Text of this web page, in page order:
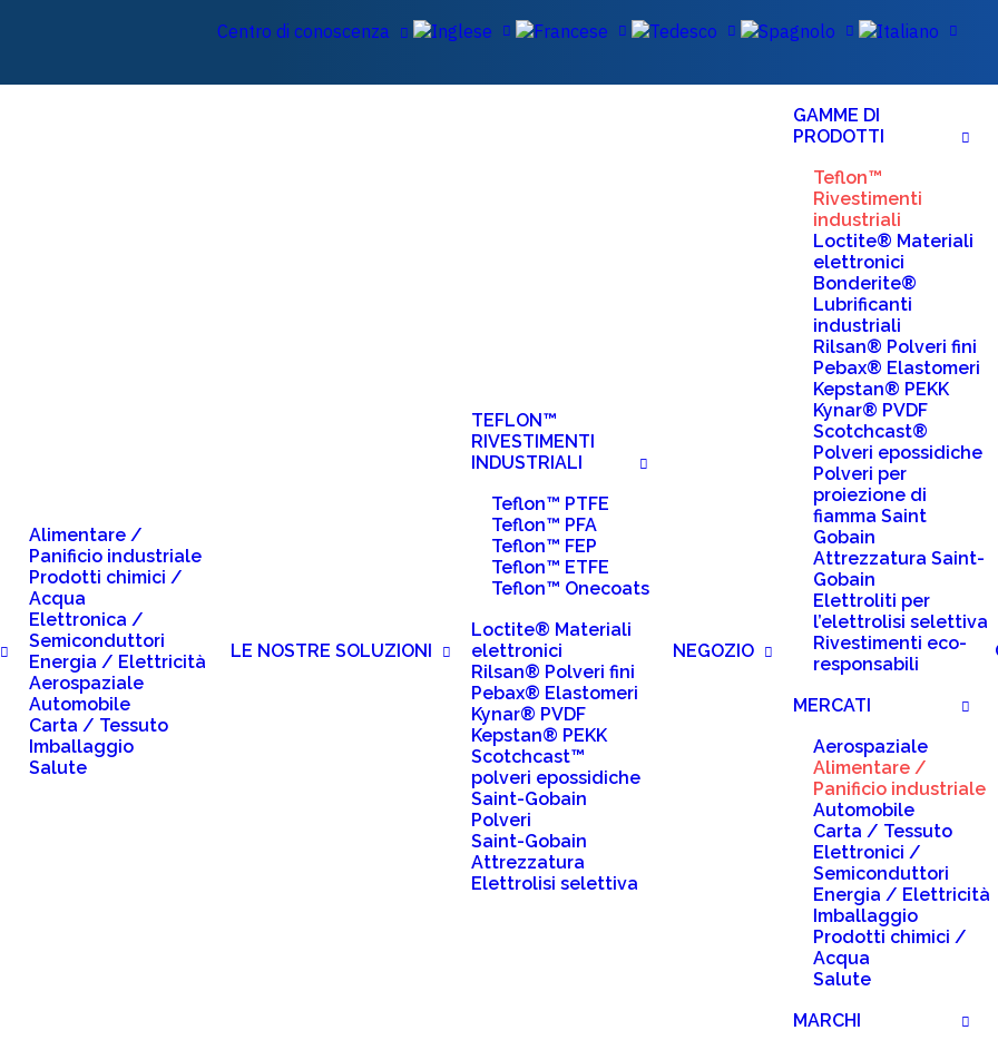
Centro di conoscenza
Alimentare /
Panificio industriale
Prodotti chimici /
Acqua
Elettronica /
Semiconduttori
Energia / Elettricità
Aerospaziale
Automobile
Carta / Tessuto
Imballaggio
Salute
LE NOSTRE SOLUZIONI
TEFLON™
RIVESTIMENTI
INDUSTRIALI
Teflon™ PTFE
Teflon™ PFA
Teflon™ FEP
Teflon™ ETFE
Teflon™ Onecoats
Loctite® Materiali
elettronici
Rilsan® Polveri fini
Pebax® Elastomeri
Kynar® PVDF
Kepstan® PEKK
Scotchcast™
polveri epossidiche
Saint-Gobain
Polveri
Saint-Gobain
Attrezzatura
Elettrolisi selettiva
NEGOZIO
GAMME DI
PRODOTTI
Teflon™
Rivestimenti
industriali
Loctite® Materiali
elettronici
Bonderite®
Lubrificanti
industriali
Rilsan® Polveri fini
Pebax® Elastomeri
Kepstan® PEKK
Kynar® PVDF
Scotchcast®
Polveri epossidiche
Polveri per
proiezione di
fiamma Saint
Gobain
Attrezzatura Saint-
Gobain
Elettroliti per
l’elettrolisi selettiva
Rivestimenti eco-
responsabili
MERCATI
Aerospaziale
Alimentare /
Panificio industriale
Automobile
Carta / Tessuto
Elettronici /
Semiconduttori
Energia / Elettricità
Imballaggio
Prodotti chimici /
Acqua
Salute
MARCHI